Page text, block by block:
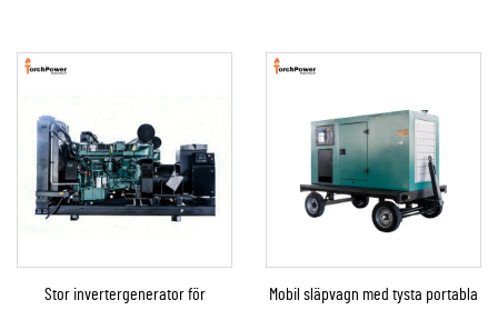
Stor invertergenerator för
Mobil släpvagn med tysta portabla